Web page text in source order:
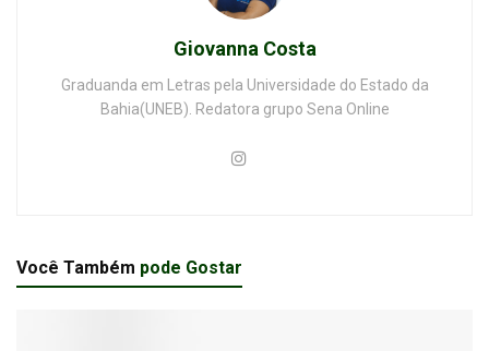
Giovanna Costa
Graduanda em Letras pela Universidade do Estado da
Bahia(UNEB). Redatora grupo Sena Online
Você Também pode Gostar